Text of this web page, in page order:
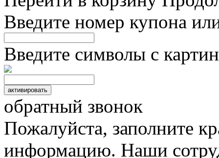
Введите номер купона
Введите символы с
обратный звонок
Пожалуйста, заполните
информацию. Наши